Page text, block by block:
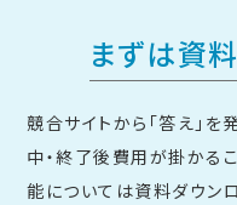
まずは資
競合サイトから「答え」を
中・終了後費用が掛かる
能については資料ダウン